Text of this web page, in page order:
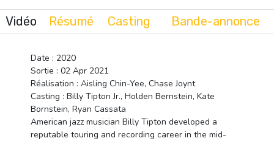
Vidéo Résumé Casting Bande-annonce
Date : 2020
Sortie : 02 Apr 2021
Réalisation : Aisling Chin-Yee, Chase Joynt
Casting : Billy Tipton Jr., Holden Bernstein, Kate
Bornstein, Ryan Cassata
American jazz musician Billy Tipton developed a
reputable touring and recording career in the mid-